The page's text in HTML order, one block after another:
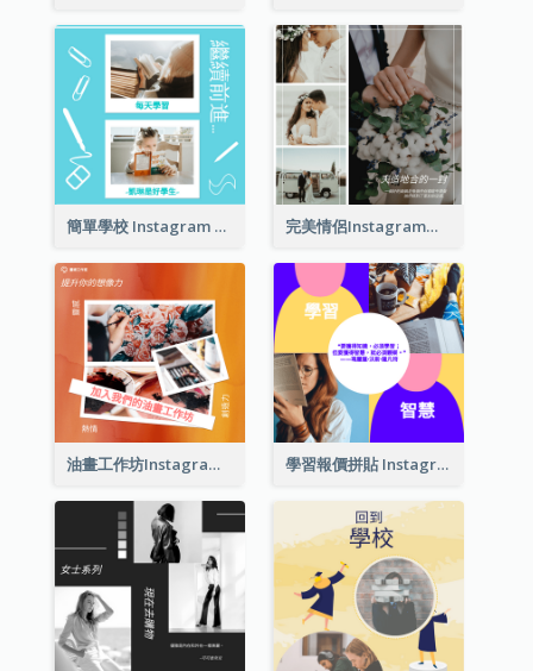
簡單學校 Instagram 帖子 完美情侶Instagram帖子
油畫工作坊Instagram帖子 學習報價拼貼 Instagram 帖子